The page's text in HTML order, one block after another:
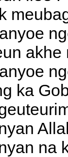
akhe
ka
na